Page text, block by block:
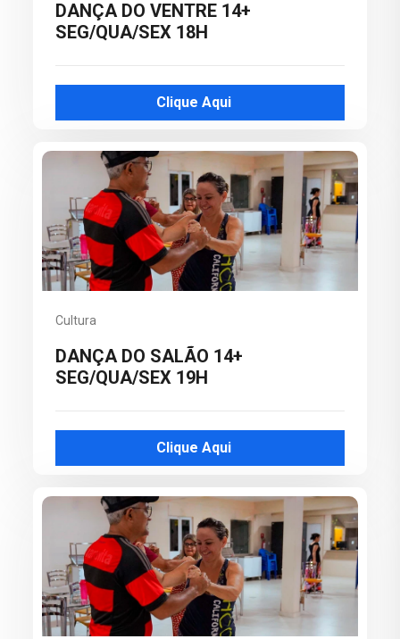
DANÇA DO VENTRE 14+
SEG/QUA/SEX 18H
Clique Aqui
Cultura
DANÇA DO SALÃO 14+
SEG/QUA/SEX 19H
Clique Aqui